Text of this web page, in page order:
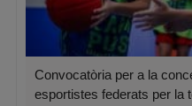
Convocatòria per a la
esportistes federats per la